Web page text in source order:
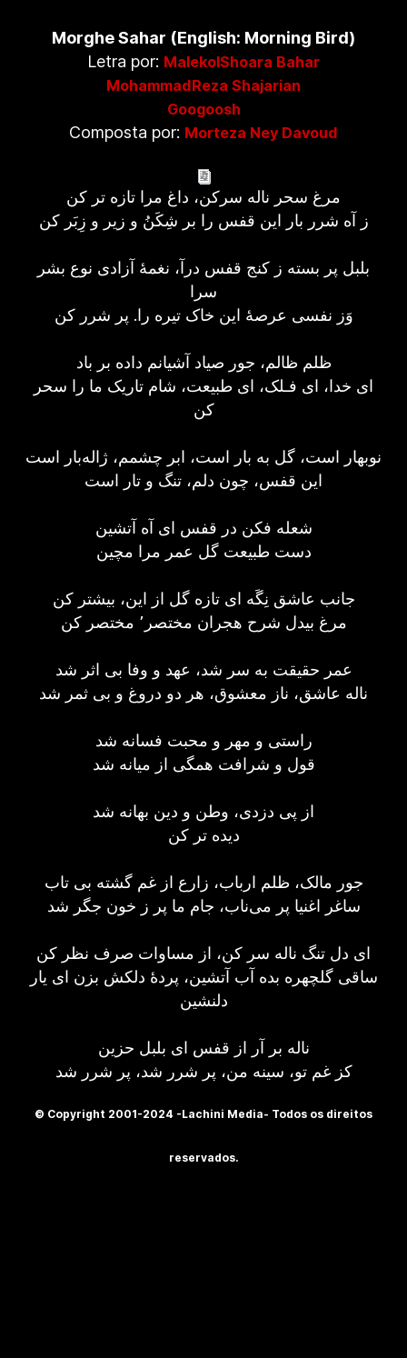
Morghe Sahar (English: Morning Bird)
Letra por: MalekolShoara Bahar
MohammadReza Shajarian
Googoosh
Composta por: Morteza Ney Davoud
مرغ سحر ناله سرکن، داغ مرا تازه تر کن
ز آه شرر بار این قفس را بر شِکَنُ و زیر و زِبَر کن
بلبل پر بسته ز کنج قفس درآ، نغمهٔ آزادی نوع بشر
سرا
وَز نفسی عرصهٔ این خاک تیره را. پر شرر کن
ظلم ظالم، جور صیاد آشیانم داده بر باد
ای خدا، ای فـلک، ای طبیعت، شام تاریک ما را سحر
کن
نوبهار است، گل به بار است، ابر چشمم، ژاله‌بار است
این قفس، چون دلم، تنگ و تار است
شعله فکن در قفس ای آه آتشین
دست طبیعت گل عمر مرا مچین
جانب عاشق نِگَه‌ ای تازه گل از این، بیشتر کن
مرغ بیدل شرح هجران مختصر٬ مختصر کن
عمر حقیقت به سر شد، عهد و وفا بی اثر شد
ناله عاشق، ناز معشوق، هر دو دروغ و بی ثمر شد
راستی و مهر و محبت فسانه شد
قول و شرافت همگی از میانه شد
از پی دزدی، وطن و دین بهانه شد
دیده تر کن
جور مالک، ظلم ارباب، زارع از غم گشته بی تاب
ساغر اغنیا پر می‌ناب، جام ما پر ز خون جگر شد
ای دل تنگ ناله سر کن، از مساوات صرف نظر کن
ساقی گلچهره بده آب آتشین، پردهٔ دلکش بزن ای یار
دلنشین
ناله بر آر از قفس ای بلبل حزین
کز غم تو، سینه من، پر شرر شد، پر شرر شد
© Copyright 2001-2024 -Lachini Media- Todos os direitos
reservados.